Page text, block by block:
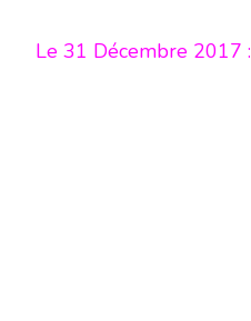
Le 31 Décembre 2017 :